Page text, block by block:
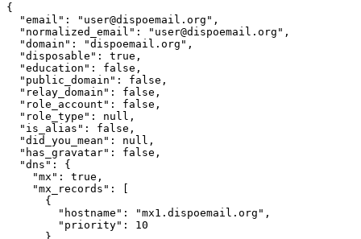
{
  "email": "user@dispoemail.org",
  "normalized_email": "user@dispoemail.org",
  "domain": "dispoemail.org",
  "disposable": true,
  "education": false,
  "public_domain": false,
  "relay_domain": false,
  "role_account": false,
  "role_type": null,
  "is_alias": false,
  "did_you_mean": null,
  "has_gravatar": false,
  "dns": {
    "mx": true,
    "mx_records": [
      {
        "hostname": "mx1.dispoemail.org",
        "priority": 10